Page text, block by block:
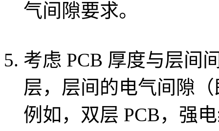
气间隙要求。
考虑 PCB 厚度与层间
层，层间的电气间隙
例如，双层 PCB，强